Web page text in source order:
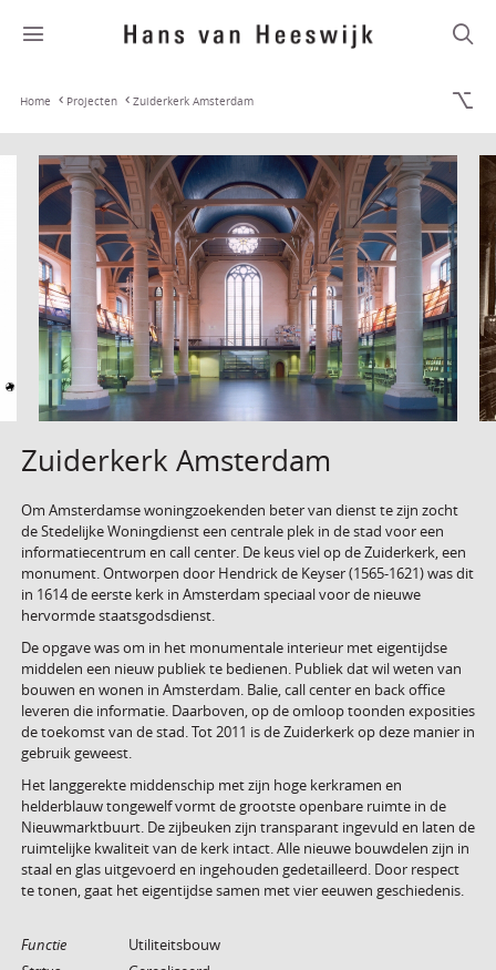
Home Projecten Zuiderkerk Amsterdam
Zuiderkerk Amsterdam
Om Amsterdamse woningzoekenden beter van dienst te zijn zocht
de Stedelijke Woningdienst een centrale plek in de stad voor een
informatiecentrum en call center. De keus viel op de Zuiderkerk, een
monument. Ontworpen door Hendrick de Keyser (1565-1621) was dit
in 1614 de eerste kerk in Amsterdam speciaal voor de nieuwe
hervormde staatsgodsdienst.
De opgave was om in het monumentale interieur met eigentijdse
middelen een nieuw publiek te bedienen. Publiek dat wil weten van
bouwen en wonen in Amsterdam. Balie, call center en back office
leveren die informatie. Daarboven, op de omloop toonden exposities
de toekomst van de stad. Tot 2011 is de Zuiderkerk op deze manier in
gebruik geweest.
Het langgerekte middenschip met zijn hoge kerkramen en
helderblauw tongewelf vormt de grootste openbare ruimte in de
Nieuwmarktbuurt. De zijbeuken zijn transparant ingevuld en laten de
ruimtelijke kwaliteit van de kerk intact. Alle nieuwe bouwdelen zijn in
staal en glas uitgevoerd en ingehouden gedetailleerd. Door respect
te tonen, gaat het eigentijdse samen met vier eeuwen geschiedenis.
Functie
Utiliteitsbouw